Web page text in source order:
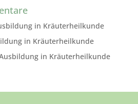
in Kräuterheilkunde
in Kräuterheilkunde
in Kräuterheilkunde